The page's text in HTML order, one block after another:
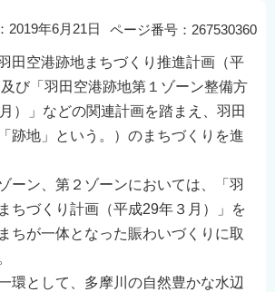
ページ番号：267530360
2019年6月21日
田空港跡地まちづくり推進計画（平
び「羽田空港跡地第１ゾーン整備方
）」などの関連計画を踏まえ、羽田
跡地」という。）のまちづくりを進
ーン、第２ゾーンにおいては、「羽
ちづくり計画（平成29年３月）」を
ちが一体となった賑わいづくりに取
。
環として、多摩川の自然豊かな水辺